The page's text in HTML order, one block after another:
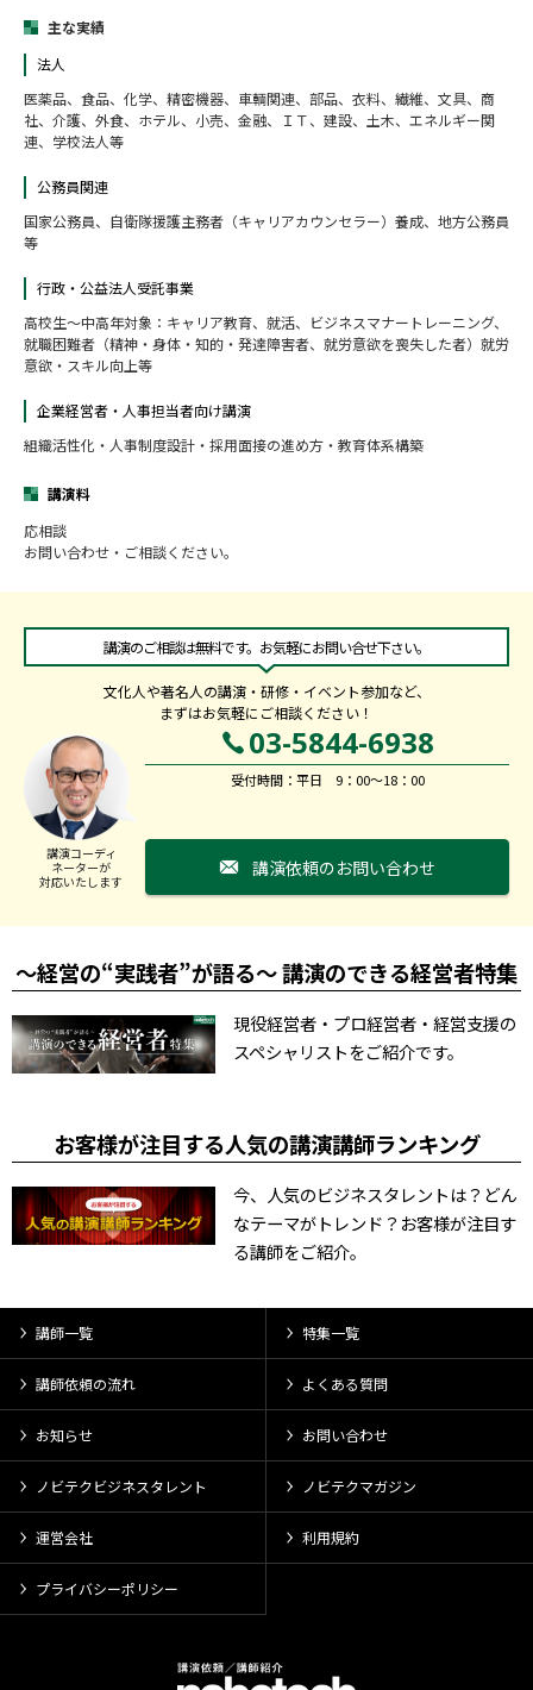
主な実績
法人
医薬品、食品、化学、精密機器、車輌関連、部品、衣料、繊維、文具、商
社、介護、外食、ホテル、小売、金融、ＩＴ、建設、土木、エネルギー関
連、学校法人等
公務員関連
国家公務員、自衛隊援護主務者（キャリアカウンセラー）養成、地方公務員
等
行政・公益法人受託事業
高校生～中高年対象：キャリア教育、就活、ビジネスマナートレーニング、
就職困難者（精神・身体・知的・発達障害者、就労意欲を喪失した者）就労
意欲・スキル向上等
企業経営者・人事担当者向け講演
組織活性化・人事制度設計・採用面接の進め方・教育体系構築
講演料
応相談
お問い合わせ・ご相談ください。
講演のご相談は無料です。お気軽にお問い合せ下さい。
文化人や著名人の講演・研修・イベント参加など、
まずはお気軽にご相談ください！
講演コーディ
ネーターが
対応いたします
03-5844-6938
受付時間：平日 9：00～18：00
講演依頼のお問い合わせ
～経営の“実践者”が語る～ 講演のできる経営者特集
現役経営者・プロ経営者・経営支援の
スペシャリストをご紹介です。
お客様が注目する人気の講演講師ランキング
今、人気のビジネスタレントは？どん
なテーマがトレンド？お客様が注目す
る講師をご紹介。
講師一覧 特集一覧
講師依頼の流れ よくある質問
お知らせ お問い合わせ
ノビテクビジネスタレント ノビテクマガジン
運営会社 利用規約
プライバシーポリシー